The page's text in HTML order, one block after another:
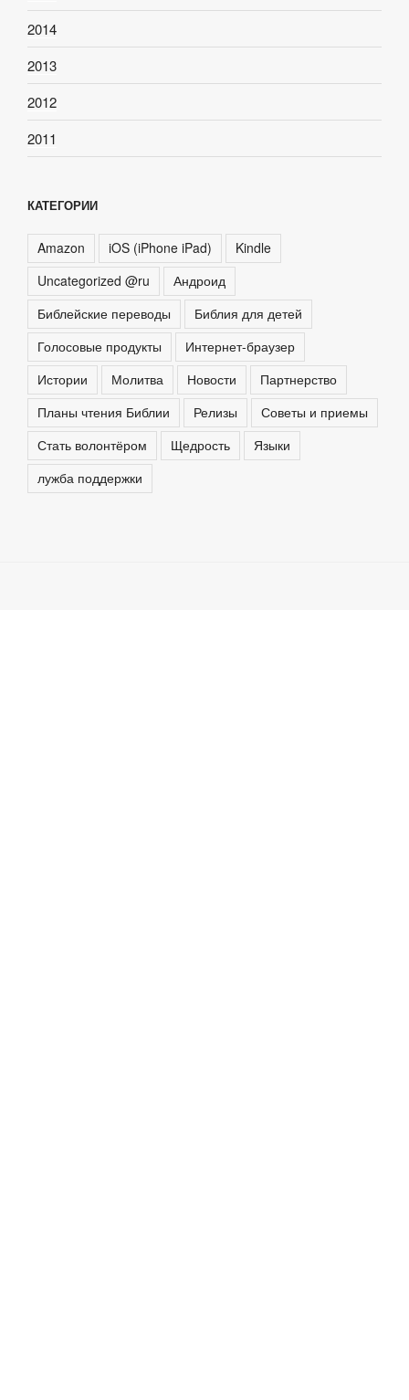
2014
2013
2012
2011
КАТЕГОРИИ
Amazon iOS (iPhone iPad)
Kindle
Uncategorized @ru
Андроид
Библейские переводы
Библия для детей
Голосовые продукты
Интернет-браузер
Истории
Молитва Новости
Партнерство
Планы чтения Библии
Релизы
Советы и приемы
Стать волонтёром
Щедрость
Языки
лужба поддержки